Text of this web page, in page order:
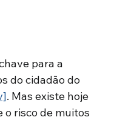
para a
do cidadão do
. Mas existe hoje
o risco de muitos